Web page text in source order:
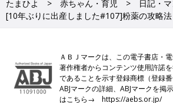
たまひよ 赤ちゃん・育児 日記・
[10年ぶりに出産しました#107]粉薬の攻略法
ＡＢＪマークは、この電子書店・
著作権者からコンテンツ使用許諾
であることを示す登録商標（登録
ABJマークの詳細、ABJマークを掲
はこちら→https://aebs.or.jp/